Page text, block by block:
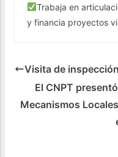
Trabaja en
y financia proyectos
Visita de
El CNPT
Mecanismos